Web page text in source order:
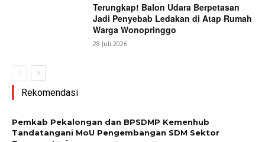
Terungkap! Balon Udara Berpetasan
Jadi Penyebab Ledakan di Atap Rumah
Warga Wonopringgo
28 Juli 2026
Rekomendasi
Pemkab Pekalongan dan BPSDMP Kemenhub
Tandatangani MoU Pengembangan SDM Sektor